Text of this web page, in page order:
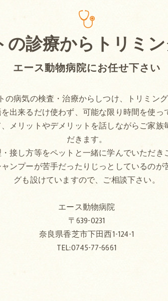
エース動物病院にお任せ下さい
の診療からトリミ
病気の検査・治療からしつけ、トリミン
出来るだけ使わず、可能な限り時間を使
メリットやデメリットを話しながらご家
だきます。
接し方等をペットと一緒に学んでいただ
ンプーが苦手だったりじっとしているの
グも設けていますので、ご相談下さい。
エース動物病院
〒639-0231
奈良県香芝市下田西1-124-1
TEL:0745-77-6661